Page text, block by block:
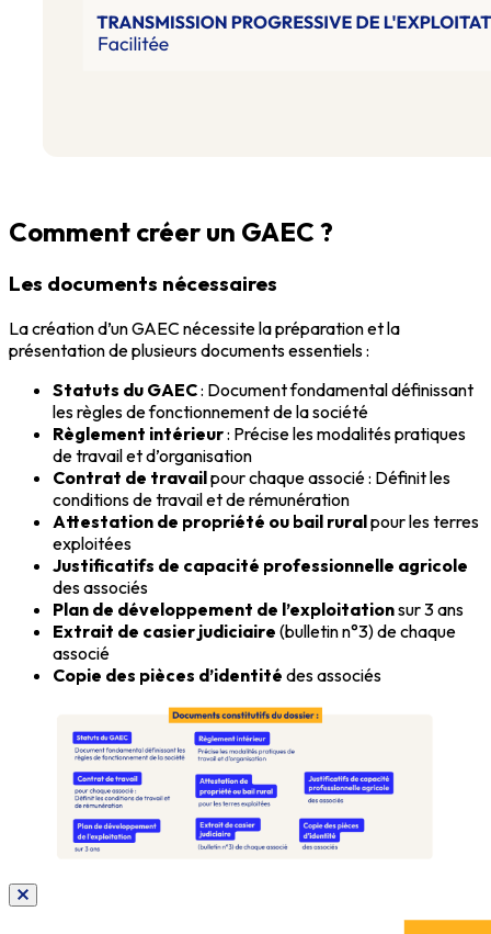
Comment créer un GAEC ?
Les documents nécessaires
La création d’un GAEC nécessite la préparation et la
présentation de plusieurs documents essentiels :
Statuts du GAEC: Document fondamental définissant
les règles de fonctionnement de la société
Règlement intérieur: Précise les modalités pratiques
de travail et d’organisation
Contrat de travailpour chaque associé : Définit les
conditions de travail et de rémunération
Attestation de propriété ou bail ruralpour les terres
exploitées
Justificatifs de capacité professionnelle agricole
des associés
Plan de développement de l’exploitationsur 3 ans
Extrait de casier judiciaire (bulletin n°3) de chaque
associé
Copie des pièces d’identité des associés